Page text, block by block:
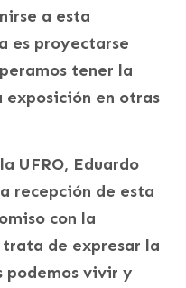
a esta
es proyectarse
tener la
en otras
UFRO, Eduardo
recepción de esta
con la
de expresar la
podemos vivir y